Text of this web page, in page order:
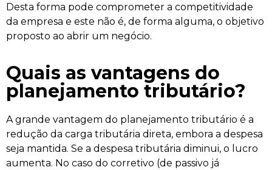
Desta forma pode comprometer a competitividade
da empresa e este não é, de forma alguma, o objetivo
proposto ao abrir um negócio.
Quais as vantagens do
planejamento tributário?
A grande vantagem do planejamento tributário é a
redução da carga tributária direta, embora a despesa
seja mantida. Se a despesa tributária diminui, o lucro
aumenta. No caso do corretivo (de passivo já